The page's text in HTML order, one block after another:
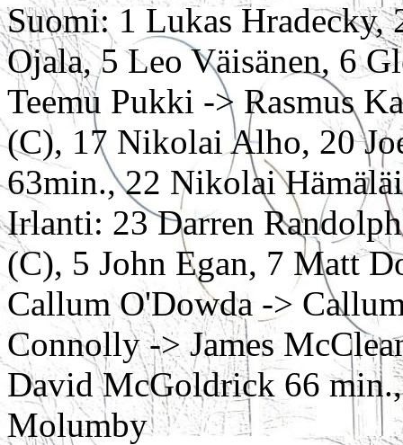
Suomi: 1 Lukas Hradecky,
Ojala, 5 Leo Väisänen, 6
Teemu Pukki -> Rasmus
(C), 17 Nikolai Alho, 20
63min., 22 Nikolai
Irlanti: 23 Darren
(C), 5 John Egan, 7 Matt
Callum O'Dowda ->
Connolly -> James
David McGoldrick 66
Molumby